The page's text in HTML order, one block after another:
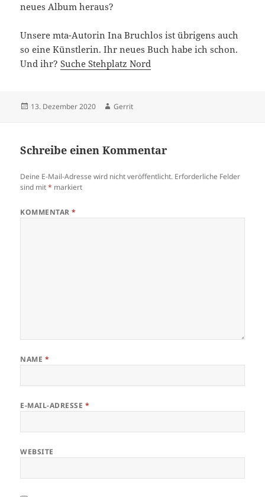
neues Album heraus?
Unsere mta-Autorin Ina Bruchlos ist übrigens auch
so eine Künstlerin. Ihr neues Buch habe ich schon.
Und ihr?Suche Stehplatz Nord
Veröffentlicht
13. Dezember 2020 Autor
Gerrit
Schreibe einen Kommentar
Deine E-Mail-Adresse wird nicht veröffentlicht. Erforderliche Felder
sind mit* markiert
KOMMENTAR*
NAME *
E-MAIL-ADRESSE *
WEBSITE